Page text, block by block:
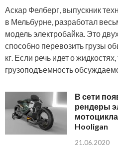
Аскар Фелберг, выпускник
в Мельбурне, разработал
модель электробайка. Это
способно перевозить грузы
кг. Если речь идет о жидкостях,
грузоподъемность
В сети
рендеры
Hooligan
21.06.2020